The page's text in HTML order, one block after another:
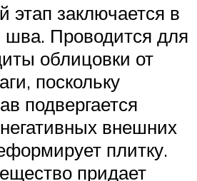
заключается в
шва. Проводится для
облицовки от
поскольку
подвергается
внешних
плитку.
придает